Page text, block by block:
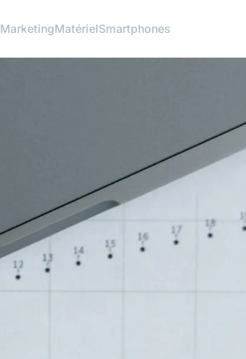
MarketingMatérielSmartphones